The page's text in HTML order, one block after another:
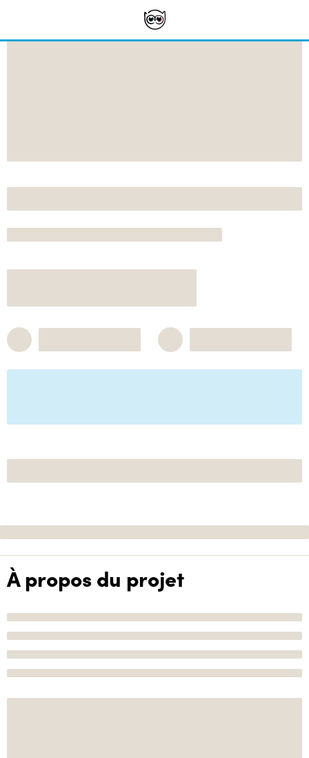
À propos du projet